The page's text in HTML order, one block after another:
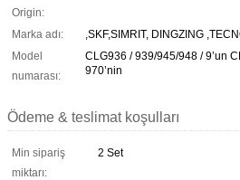
Origin:
Marka adı:
,SKF,SIMRIT, DINGZING
Model
numarası:
CLG936 / 939/945/948 / 9’un
970’nin
Ödeme & teslimat koşulları
Min sipariş
miktarı:
2 Set